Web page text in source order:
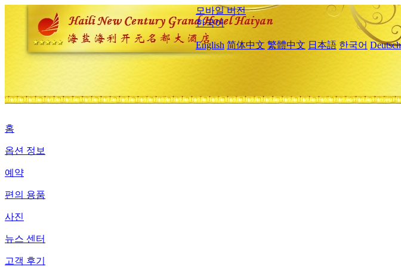
모바일 버전
한국어
English 简体中文 繁體中文 日本語 한국어 Deutsch
홈
옵션 정보
예약
편의 용품
사진
뉴스 센터
고객 후기